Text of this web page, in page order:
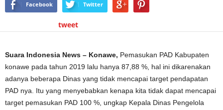
Facebook Twitter
tweet
Suara Indonesia News – Konawe, Pemasukan PAD Kabupaten
konawe pada tahun 2019 lalu hanya 87,88 %, hal ini dikarenakan
adanya beberapa Dinas yang tidak mencapai target pendapatan
PAD nya. Itu yang menyebabkan kenapa kita tidak dapat mencapai
target pemasukan PAD 100 %, ungkap Kepala Dinas Pengelola